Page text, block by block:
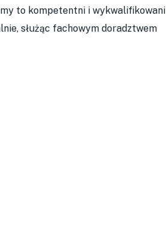
to kompetentni i wykwalifikowani
służąc fachowym doradztwem